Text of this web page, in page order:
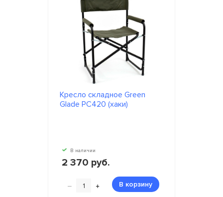
Кресло складное Green
Glade РС420 (хаки)
В наличии
2 370 руб.
– + В корзину